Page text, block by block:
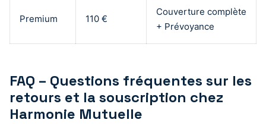
Premium 110 €
Couverture complète
+ Prévoyance
FAQ – Questions fréquentes sur les
retours et la souscription chez
Harmonie Mutuelle